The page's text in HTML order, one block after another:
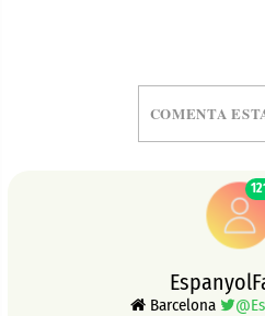
COMENTA
Barcelona